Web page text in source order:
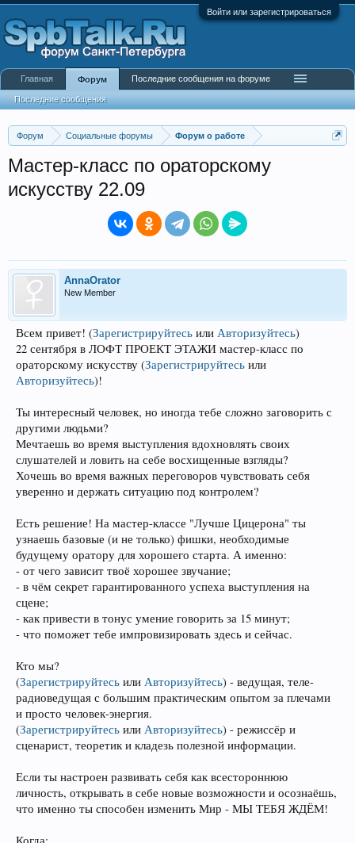
Войти или зарегистрироваться
Форум Социальные форумы Форум о работе
Мастер-класс по ораторскому
искусству 22.09
AnnaOrator
New Member
Всем привет! (Зарегистрируйтесь или Авторизуйтесь)
22 сентября в ЛОФТ ПРОЕКТ ЭТАЖИ мастер-класс по
ораторскому искусству (Зарегистрируйтесь или
Авторизуйтесь)!
Ты интересный человек, но иногда тебе сложно заговорить с
другими людьми?
Мечтаешь во время выступления вдохновлять своих
слушателей и ловить на себе восхищенные взгляды?
Хочешь во время важных переговоров чувствовать себя
уверенно и держать ситуацию под контролем?
Есть решение! На мастер-классе "Лучше Цицерона" ты
узнаешь базовые (и не только) фишки, необходимые
будущему оратору для хорошего старта. А именно:
- от чего зависит твоё хорошее звучание;
- в чём секрет гарантированного успеха выступления на
сцене;
- как привести в тонус умение говорить за 15 минут;
- что поможет тебе импровизировать здесь и сейчас.
Кто мы?
(Зарегистрируйтесь или Авторизуйтесь) - ведущая, теле-
радиоведущая с большим практическим опытом за плечами
и просто человек-энергия.
(Зарегистрируйтесь или Авторизуйтесь) - режиссёр и
сценарист, теоретик и кладезь полезной информации.
Если ты настроен развивать себя как всестороннюю
личность, открывать в себе новые возможности и осознаёшь,
что именно ты способен изменить Мир - МЫ ТЕБЯ ЖДЁМ!
Главная Форум
Последние сообщения
Последние сообщения на форуме